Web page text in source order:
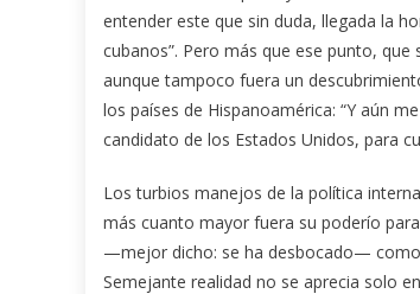
entender este que sin duda, llegada la
cubanos”. Pero más que ese punto,
aunque tampoco fuera un
los países de Hispanoamérica: “Y aún
candidato de los Estados Unidos, para
Los turbios manejos de la política
más cuanto mayor fuera su poderío
—mejor dicho: se ha desbocado— como
Semejante realidad no se aprecia solo